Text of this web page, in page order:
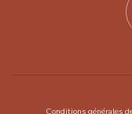
Conditions générales